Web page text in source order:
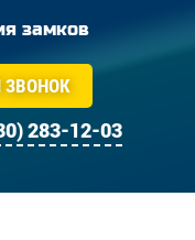
замков
ЗВОНОК
283-12-03